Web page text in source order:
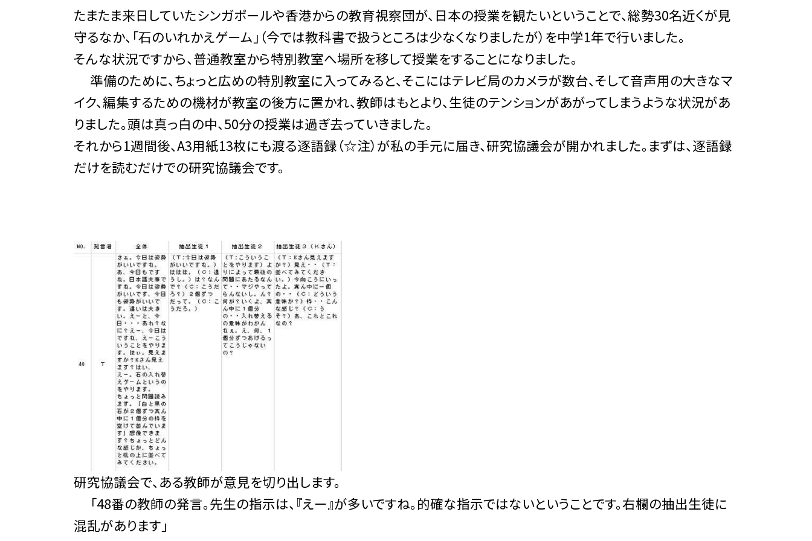
たまたま来日していたシンガポールや香港からの教育視察団が、日本の授業を観たいということで、総勢30名近くが見
守るなか、「石のいれかえゲーム」（今では教科書で扱うところは少なくなりましたが）を中学1年で行いました。
そんな状況ですから、普通教室から特別教室へ場所を移して授業をすることになりました。
準備のために、ちょっと広めの特別教室に入ってみると、そこにはテレビ局のカメラが数台、そして音声用の大きなマ
イク、編集するための機材が教室の後方に置かれ、教師はもとより、生徒のテンションがあがってしまうような状況があ
りました。頭は真っ白の中、50分の授業は過ぎ去っていきました。
それから1週間後、A3用紙13枚にも渡る逐語録（☆注）が私の手元に届き、研究協議会が開かれました。まずは、逐語録
だけを読むだけでの研究協議会です。
研究協議会で、ある教師が意見を切り出します。
「48番の教師の発言。先生の指示は、『えー』が多いですね。的確な指示ではないということです。右欄の抽出生徒に
混乱があります」